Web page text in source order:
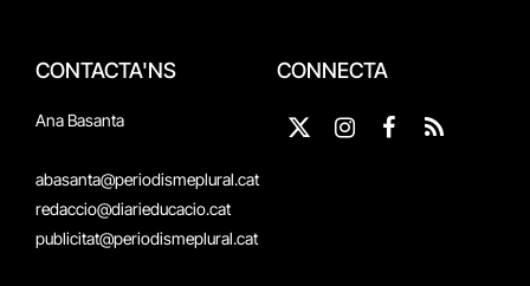
CONTACTA'NS
Ana Basanta
abasanta@periodismeplural.cat
redaccio@diarieducacio.cat
publicitat@periodismeplural.cat
CONNECTA
X
Instagram
Facebook
RSS